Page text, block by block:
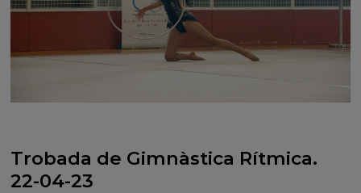
Trobada de Gimnàstica Rítmica.
22-04-23